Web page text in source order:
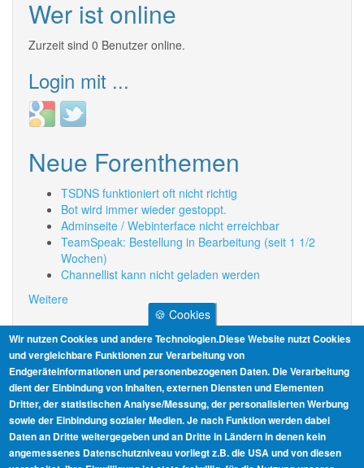
Wer ist online
Zurzeit sind 0 Benutzer online.
Login mit ...
Login
with
Login
with
Neue Forenthemen
TSDNS funktioniert oft nicht richtig
Bot wird immer wieder gestoppt.
Adminseite / Webinterface nicht erreichbar
TeamSpeak: Bestellung in Bearbeitung (seit 1 1/2
Wochen)
Channellist kann nicht geladen werden
Weitere
Informationen
AGB
Datenschutz
Impressum
🍪 Cookies
Wir nutzen Cookies und andere Technologien.Diese Website nutzt Cookies
und vergleichbare Funktionen zur Verarbeitung von
Endgeräteinformationen und personenbezogenen Daten. Die Verarbeitung
dient der Einbindung von Inhalten, externen Diensten und Elementen
Dritter, der statistischen Analyse/Messung, der personalisierten Werbung
sowie der Einbindung sozialer Medien. Je nach Funktion werden dabei
Daten an Dritte weitergegeben und an Dritte in Ländern in denen kein
angemessenes Datenschutzniveau vorliegt z.B. die USA und von diesen